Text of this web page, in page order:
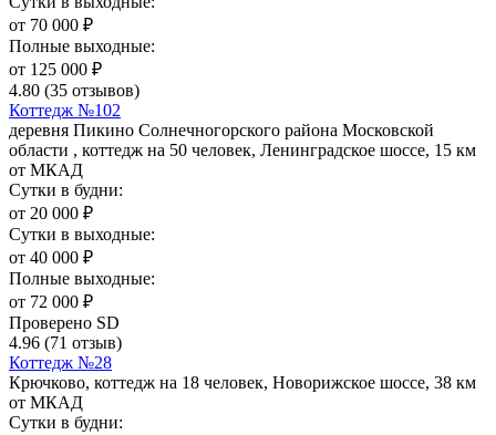
от 70 000 ₽
Полные выходные:
от 125 000 ₽
4.80 (35 отзывов)
Коттедж №102
деревня Пикино Солнечногорского района Московской
области , коттедж на 50 человек, Ленинградское шоссе, 15 км
от МКАД
Сутки в будни:
от 20 000 ₽
Сутки в выходные:
от 40 000 ₽
Полные выходные:
от 72 000 ₽
Проверено SD
4.96 (71 отзыв)
Коттедж №28
Крючково, коттедж на 18 человек, Новорижское шоссе, 38 км
от МКАД
Сутки в будни: